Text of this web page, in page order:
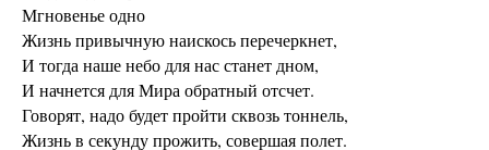
Мгновенье одно
Жизнь привычную наискось перечеркнет,
И тогда наше небо для нас станет дном,
И начнется для Мира обратный отсчет.
Говорят, надо будет пройти сквозь тоннель,
Жизнь в секунду прожить, совершая полет.